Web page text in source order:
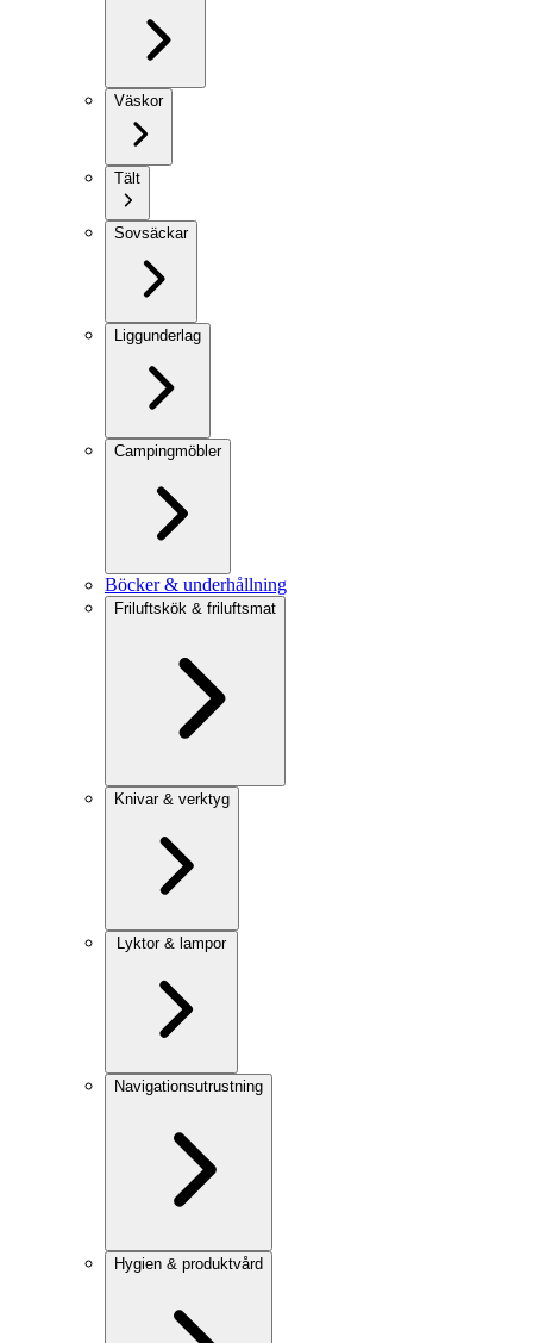
Väskor
Tält
Sovsäckar
Liggunderlag
Campingmöbler
Böcker & underhållning
Friluftskök & friluftsmat
Knivar & verktyg
Lyktor & lampor
Navigationsutrustning
Hygien & produktvård